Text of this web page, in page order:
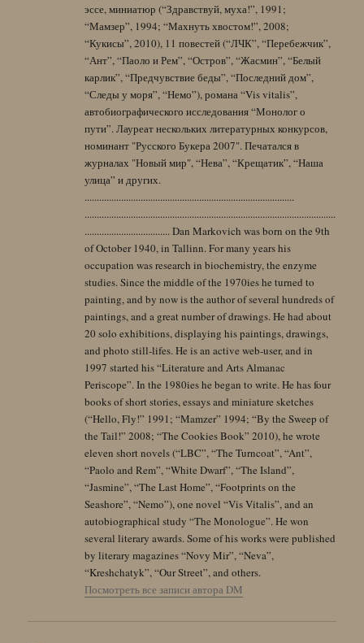
эссе, миниатюр (“Здравствуй, муха!”, 1991;
“Мамзер”, 1994; “Махнуть хвостом!”, 2008;
“Кукисы”, 2010), 11 повестей (“ЛЧК”, “Перебежчик”,
“Ант”, “Паоло и Рем”, “Остров”, “Жасмин”, “Белый
карлик”, “Предчувствие беды”, “Последний дом”,
“Следы у моря”, “Немо”), романа “Vis vitalis”,
автобиографического исследования “Монолог о
пути”. Лауреат нескольких литературных конкурсов,
номинант "Русского Букера 2007". Печатался в
журналах "Новый мир", “Нева”, “Крещатик”, “Наша
улица” и других.
......................................................................................
.......................................................................................................
................................... Dan Markovich was born on the 9th
of October 1940, in Tallinn. For many years his
occupation was research in biochemistry, the enzyme
studies. Since the middle of the 1970ies he turned to
painting, and by now is the author of several hundreds of
paintings, and a great number of drawings. He had about
20 solo exhibitions, displaying his paintings, drawings,
and photo still-lifes. He is an active web-user, and in
1997 started his “Literature and Arts Almanac
Periscope”. In the 1980ies he began to write. He has four
books of short stories, essays and miniature sketches
(“Hello, Fly!” 1991; “Mamzer” 1994; “By the Sweep of
the Tail!” 2008; “The Cookies Book” 2010), he wrote
eleven short novels (“LBC”, “The Turncoat”, “Ant”,
“Paolo and Rem”, “White Dwarf”, “The Island”,
“Jasmine”, “The Last Home”, “Footprints on the
Seashore”, “Nemo”), one novel “Vis Vitalis”, and an
autobiographical study “The Monologue”. He won
several literary awards. Some of his works were published
by literary magazines “Novy Mir”, “Neva”,
“Kreshchatyk”, “Our Street”, and others.
Посмотреть все записи автора DM